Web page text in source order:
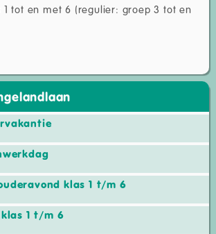
tot en met 6 (regulier: groep 3 tot en
klas 1 t/m 6
1 t/m 6